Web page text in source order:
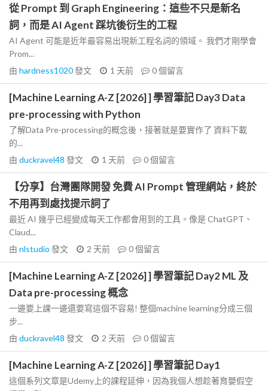
從 Prompt 到 Graph Engineering：這些不只是新名
詞，而是 AI Agent 踩坑後衍生的工程
AI Agent 可能是近年最容易出現新工程名詞的領域。 我們才剛學會
Prom...
由 hardness1020發文 1 天前 0個留言
[Machine Learning A-Z [2026] ] 學習筆記 Day3 Data
pre-processing with Python
了解Data Pre-processing的概念後，接著就是要實作了 資料下載
的...
由 duckravel48 發文 1 天前 0個留言
【分享】台灣團隊開發 免費 AI Prompt 管理網站，終於
不用再到處找提示詞了
最近 AI 幾乎已經變成每天工作都會用到的工具。像是 ChatGPT、
Claud...
由 nlstudio 發文 2 天前 0個留言
[Machine Learning A-Z [2026] ] 學習筆記 Day2 ML 及
Data pre-processing 概念
一邊要上課一邊還要寫這個不容易! 整個machine learning分成三個
步...
由 duckravel48 發文 2 天前 0個留言
[Machine Learning A-Z [2026] ] 學習筆記 Day1
這個系列文章是Udemy上的課程延伸，因為我個人想趁著育嬰假空